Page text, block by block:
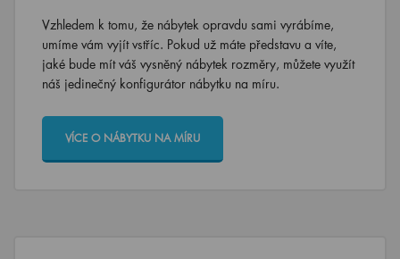
Vzhledem k tomu, že nábytek opravdu sami vyrábíme,
umíme vám vyjít vstříc. Pokud už máte představu a víte,
jaké bude mít váš vysněný nábytek rozměry, můžete využít
náš jedinečný konfigurátor nábytku na míru.
VÍCE O NÁBYTKU NA MÍRU